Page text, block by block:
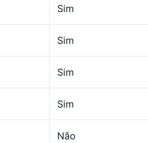
Sim
Sim
Sim
Sim
Não